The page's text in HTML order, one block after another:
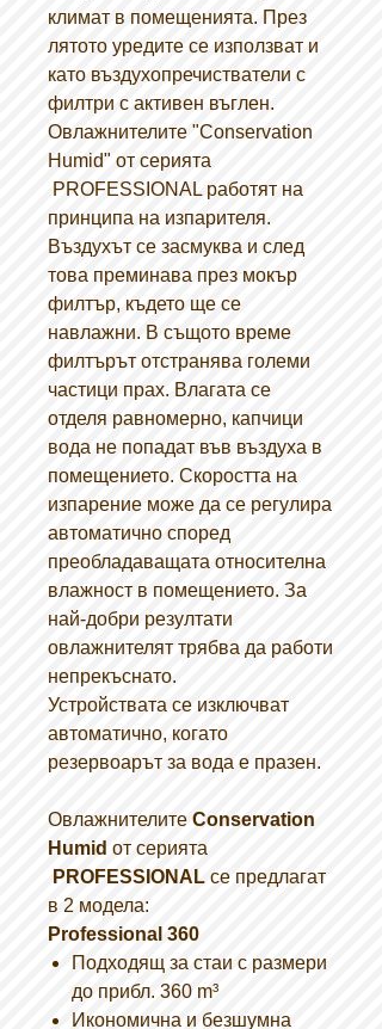
климат в помещенията. През
лятото уредите се използват и
като въздухопречистватели с
филтри с активен въглен.
Овлажнителите "Conservation
Humid" от серията
PROFESSIONAL работят на
принципа на изпарителя.
Въздухът се засмуква и след
това преминава през мокър
филтър, където ще се
навлажни. В същото време
филтърът отстранява големи
частици прах. Влагата се
отделя равномерно, капчици
вода не попадат във въздуха в
помещението. Скоростта на
изпарение може да се регулира
автоматично според
преобладаващата относителна
влажност в помещението. За
най-добри резултати
овлажнителят трябва да работи
непрекъснато.
Устройствата се изключват
автоматично, когато
резервоарът за вода е празен.
Овлажнителите Conservation
Humid от серията
PROFESSIONAL се предлагат
в 2 модела:
Professional 360
Подходящ за стаи с размери
до прибл. 360 m³
Икономична и безшумна